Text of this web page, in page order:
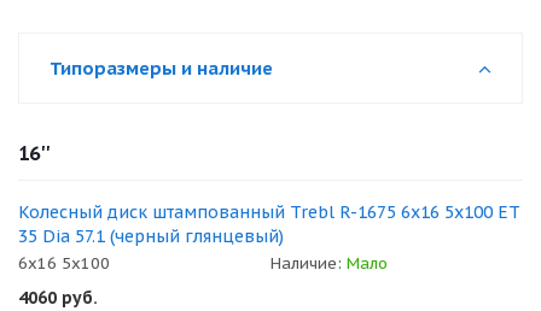
Типоразмеры и наличие
16''
Колесный диск штампованный Trebl R-1675 6x16 5x100 ET
35 Dia 57.1 (черный глянцевый)
6x16 5x100 Наличие: Мало
4060 руб.